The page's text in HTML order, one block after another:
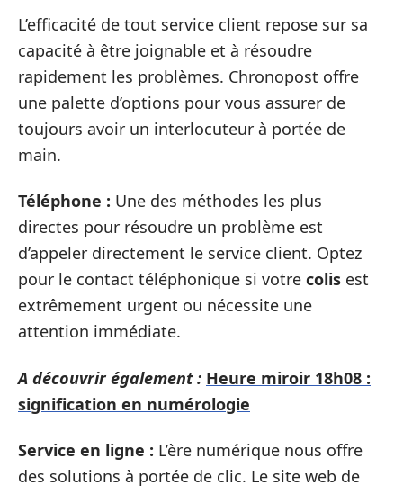
L’efficacité de tout service client repose sur sa
capacité à être joignable et à résoudre
rapidement les problèmes. Chronopost offre
une palette d’options pour vous assurer de
toujours avoir un interlocuteur à portée de
main.
Téléphone : Une des méthodes les plus
directes pour résoudre un problème est
d’appeler directement le service client. Optez
pour le contact téléphonique si votre colis est
extrêmement urgent ou nécessite une
attention immédiate.
A découvrir également : Heure miroir 18h08 :
signification en numérologie
Service en ligne : L’ère numérique nous offre
des solutions à portée de clic. Le site web de